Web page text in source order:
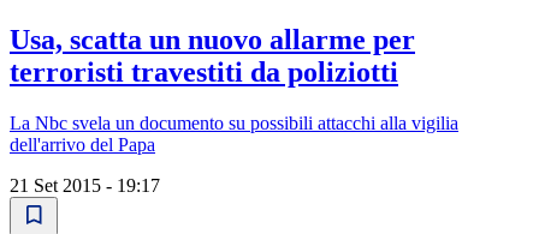
Usa, scatta un nuovo allarme per
terroristi travestiti da poliziotti
La Nbc svela un documento su possibili attacchi alla vigilia
dell'arrivo del Papa
21 Set 2015 - 19:17